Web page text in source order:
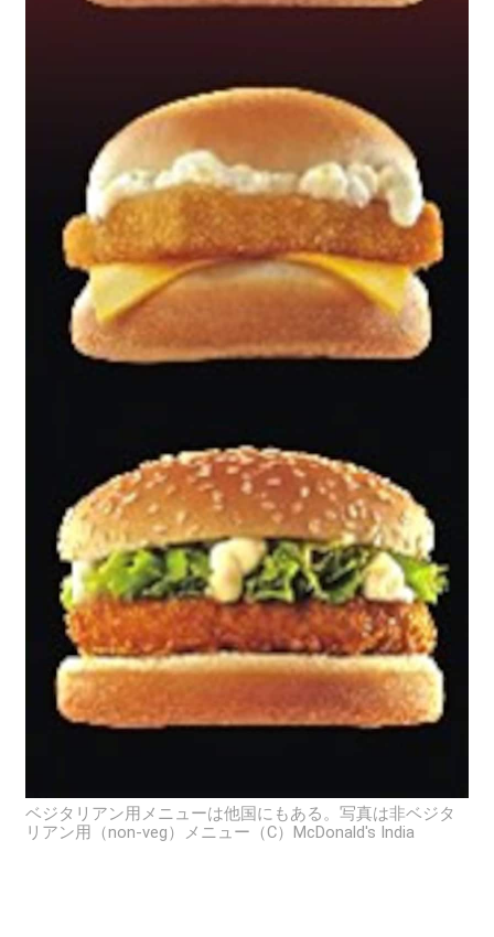
ベジタリアン用メニューは他国にもある。写真は非ベジタ
リアン用（non-veg）メニュー（C）McDonald's India